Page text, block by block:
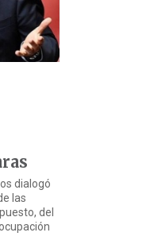
dialogó
las
del